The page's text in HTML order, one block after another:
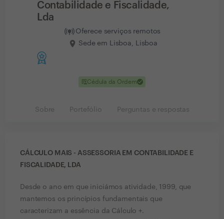
Contabilidade e Fiscalidade,
Lda
Oferece serviços remotos
Sede em Lisboa, Lisboa
clinical_notesCédula da Ordemcheck
Sobre Portefólio Perguntas e respostas
CÁLCULO MAIS - ASSESSORIA EM CONTABILIDADE E
FISCALIDADE, LDA
Desde o ano em que iniciámos atividade, 1999, que
mantemos os princípios fundamentais que
caracterizam a essência da Cálculo +.